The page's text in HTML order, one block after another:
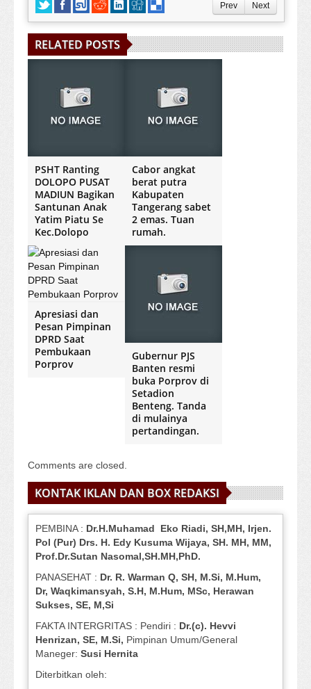
Prev Next
RELATED POSTS
PSHT Ranting
DOLOPO PUSAT
MADIUN Bagikan
Santunan Anak
Yatim Piatu Se
Kec.Dolopo
Cabor angkat
berat putra
Kabupaten
Tangerang sabet
2 emas. Tuan
rumah.
Apresiasi dan
Pesan Pimpinan
DPRD Saat
Pembukaan
Porprov
Gubernur PJS
Banten resmi
buka Porprov di
Setadion
Benteng. Tanda
di mulainya
pertandingan.
Comments are closed.
KONTAK IKLAN DAN BOX REDAKSI
PEMBINA : Dr.H.Muhamad Eko Riadi, SH,MH, Irjen.
Pol (Pur) Drs. H. Edy Kusuma Wijaya, SH. MH, MM,
Prof.Dr.Sutan Nasomal,SH.MH,PhD.
PANASEHAT : Dr. R. Warman Q, SH, M.Si, M.Hum,
Dr, Waqkimansyah, S.H, M.Hum, MSc, Herawan
Sukses, SE, M,Si
FAKTA INTERGRITAS : Pendiri : Dr.(c). Hevvi
Henrizan, SE, M.Si, Pimpinan Umum/General
Maneger: Susi Hernita
Diterbitkan oleh: